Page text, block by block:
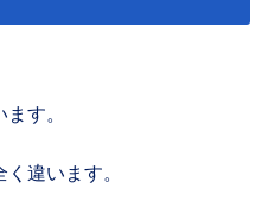
す。
違います。